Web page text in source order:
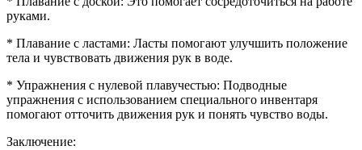
руками.
* Плавание с ластами: Ласты помогают улучшить положение
тела и чувствовать движения рук в воде.
* Упражнения с нулевой плавучестью: Подводные
упражнения с использованием специального инвентаря
помогают отточить движения рук и понять чувство воды.
Заключение: